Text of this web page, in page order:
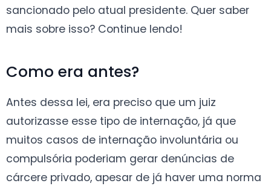
sancionado pelo atual presidente. Quer saber
mais sobre isso? Continue lendo!
Como era antes?
Antes dessa lei, era preciso que um juiz
autorizasse esse tipo de internação, já que
muitos casos de internação involuntária ou
compulsória poderiam gerar denúncias de
cárcere privado, apesar de já haver uma norma